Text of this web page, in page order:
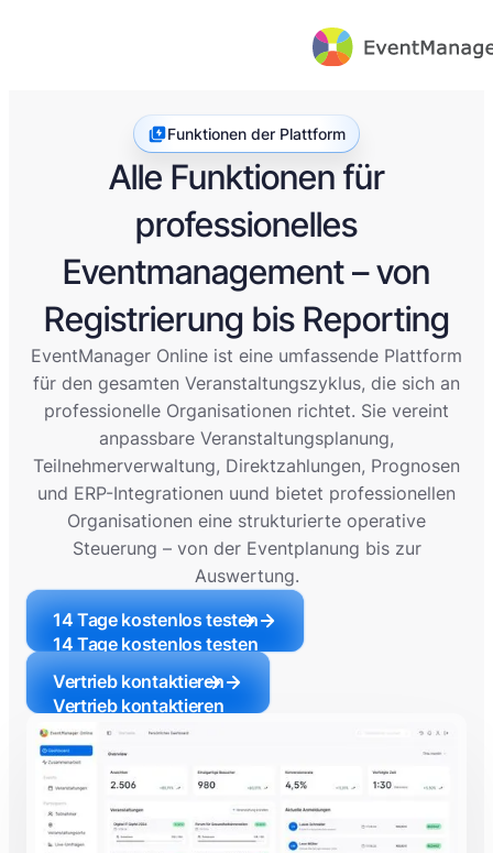
Funktionen der Plattform
Alle Funktionen für
professionelles
Eventmanagement – von
Registrierung bis Reporting
EventManager Online ist eine umfassende Plattform
für den gesamten Veranstaltungszyklus, die sich an
professionelle Organisationen richtet. Sie vereint
anpassbare Veranstaltungsplanung,
Teilnehmerverwaltung, Direktzahlungen, Prognosen
und ERP-Integrationen uund bietet professionellen
Organisationen eine strukturierte operative
Steuerung – von der Eventplanung bis zur
Auswertung.
14 Tage kostenlos testen
14 Tage kostenlos testen
Vertrieb kontaktieren
Vertrieb kontaktieren